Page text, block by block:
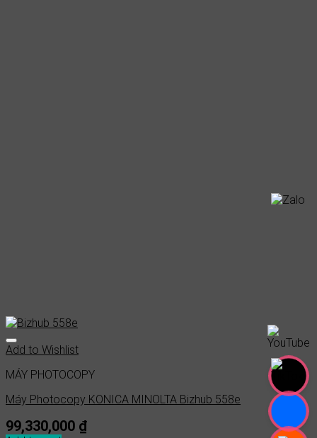
Add to Wishlist
MÁY PHOTOCOPY
Máy Photocopy KONICA MINOLTA Bizhub 558e
99,330,000 ₫